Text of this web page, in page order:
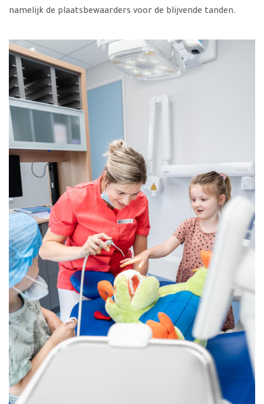
namelijk de plaatsbewaarders voor de blijvende tanden.